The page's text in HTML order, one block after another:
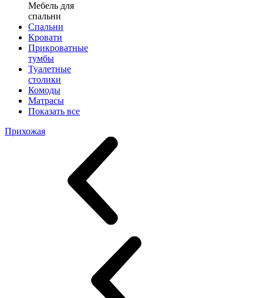
Мебель для
спальни
Спальни
Кровати
Прикроватные
тумбы
Туалетные
столики
Комоды
Матрасы
Показать все
Прихожая